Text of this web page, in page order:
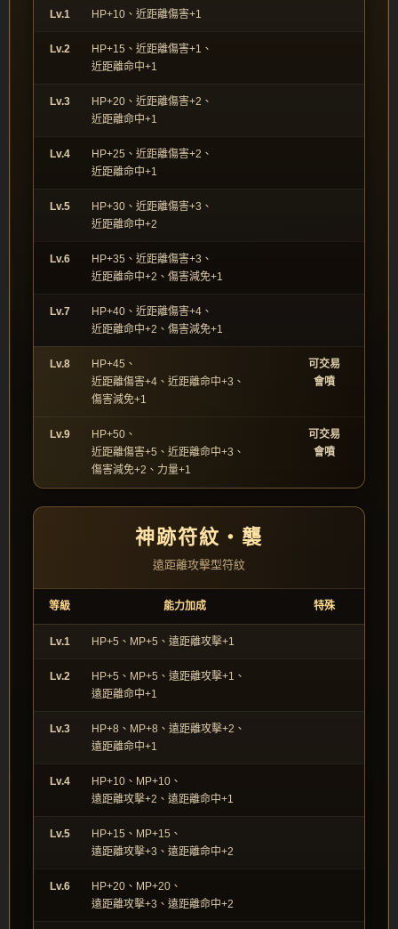
Lv.1 HP+10、近距離傷害+1
Lv.2
HP+15、近距離傷害+1、
近距離命中+1
Lv.3
HP+20、近距離傷害+2、
近距離命中+1
Lv.4
HP+25、近距離傷害+2、
近距離命中+1
Lv.5
HP+30、近距離傷害+3、
近距離命中+2
Lv.6
HP+35、近距離傷害+3、
近距離命中+2、傷害減免+1
Lv.7
HP+40、近距離傷害+4、
近距離命中+2、傷害減免+1
Lv.8
HP+45、
近距離傷害+4、近距離命中+3、
傷害減免+1
可交易
會噴
Lv.9
HP+50、
近距離傷害+5、近距離命中+3、
傷害減免+2、力量+1
可交易
會噴
神跡符紋‧襲
遠距離攻擊型符紋
等級 能力加成 特殊
Lv.1 HP+5、MP+5、遠距離攻擊+1
Lv.2
HP+5、MP+5、遠距離攻擊+1、
遠距離命中+1
Lv.3
HP+8、MP+8、遠距離攻擊+2、
遠距離命中+1
Lv.4
HP+10、MP+10、
遠距離攻擊+2、遠距離命中+1
Lv.5
HP+15、MP+15、
遠距離攻擊+3、遠距離命中+2
Lv.6
HP+20、MP+20、
遠距離攻擊+3、遠距離命中+2